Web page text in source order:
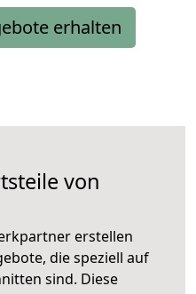
erhalten
von
erstellen
die speziell auf
sind. Diese